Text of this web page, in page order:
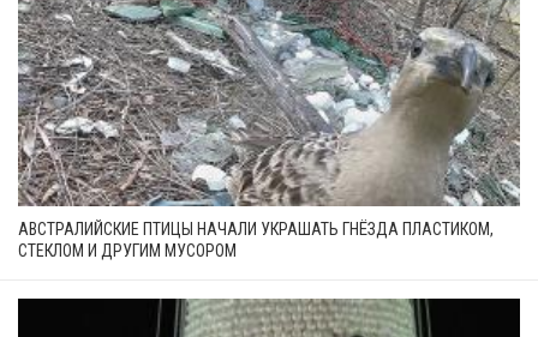
АВСТРАЛИЙСКИЕ ПТИЦЫ НАЧАЛИ УКРАШАТЬ ГНЁЗДА ПЛАСТИКОМ,
СТЕКЛОМ И ДРУГИМ МУСОРОМ